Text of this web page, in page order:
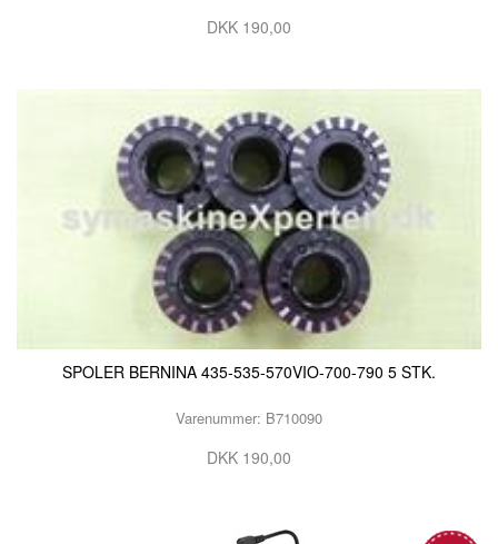
DKK 190,00
SPOLER BERNINA 435-535-570VIO-700-790 5 STK.
Varenummer: B710090
DKK 190,00